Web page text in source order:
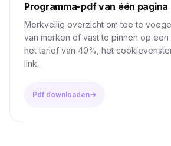
Programma-pdf van één pagina
Merkveilig overzicht om toe te
van merken of vast te pinnen op een
het tarief van 40%, het
link.
Pdf downloaden